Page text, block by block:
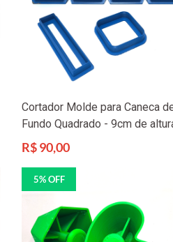
Cortador Molde para Caneca
Fundo Quadrado - 9cm de
Preço
R$ 90,00
5% OFF